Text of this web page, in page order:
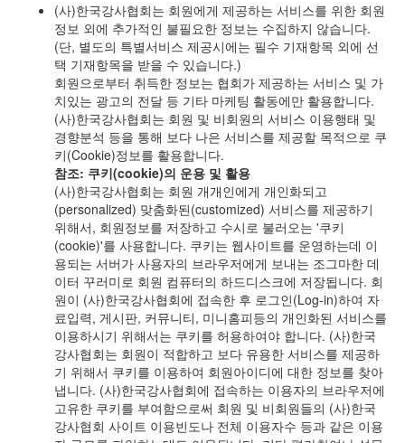
(사)한국강사협회는 회원에게 제공하는 서비스를 위한 회원
정보 외에 추가적인 불필요한 정보는 수집하지 않습니다.
(단, 별도의 특별서비스 제공시에는 필수 기재항목 외에 선
택 기재항목을 받을 수 있습니다.)
회원으로부터 취득한 정보는 협회가 제공하는 서비스 및 가
치있는 광고의 전달 등 기타 마케팅 활동에만 활용합니다.
(사)한국강사협회는 회원 및 비회원의 서비스 이용행태 및
경향분석 등을 통해 보다 나은 서비스를 제공할 목적으로 쿠
키(Cookie)정보를 활용합니다.
참조: 쿠키(cookie)의 운용 및 활용
(사)한국강사협회는 회원 개개인에게 개인화되고
(personalized) 맞춤화된(customized) 서비스를 제공하기
위해서, 회원정보를 저장하고 수시로 불러오는 '쿠키
(cookie)'를 사용합니다. 쿠키는 웹사이트를 운영하는데 이
용되는 서버가 사용자의 브라우저에게 보내는 조그마한 데
이터 꾸러미로 회원 컴퓨터의 하드디스크에 저장됩니다. 회
원이 (사)한국강사협회에 접속한 후 로그인(Log-in)하여 자
료입력, 게시판, 커뮤니티, 미니홈피등의 개인화된 서비스를
이용하시기 위해서는 쿠키를 허용하여야 합니다. (사)한국
강사협회는 회원이 적합하고 보다 유용한 서비스를 제공하
기 위해서 쿠키를 이용하여 회원아이디에 대한 정보를 찾아
냅니다. (사)한국강사협회에 접속하는 이용자의 브라우저에
고유한 쿠키를 부여함으로써 회원 및 비회원들의 (사)한국
강사협회 사이트 이용빈도나 전체 이용자수 등과 같은 이용